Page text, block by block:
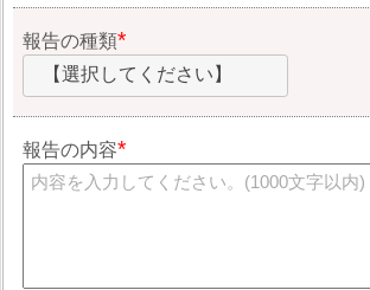
報告の種類
【選択してください】
報告の内容